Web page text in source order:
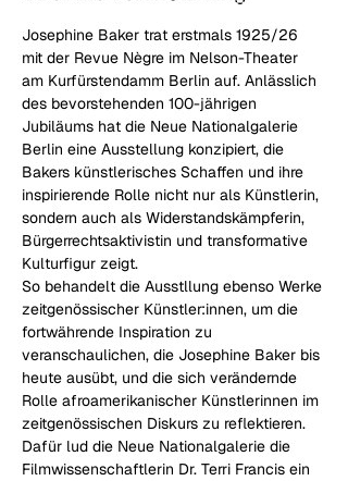
Josephine Baker trat erstmals 1925/26
mit der Revue Nègre im Nelson-Theater
am Kurfürstendamm Berlin auf. Anlässlich
des bevorstehenden 100-jährigen
Jubiläums hat die Neue Nationalgalerie
Berlin eine Ausstellung konzipiert, die
Bakers künstlerisches Schaffen und ihre
inspirierende Rolle nicht nur als Künstlerin,
sondern auch als Widerstandskämpferin,
Bürgerrechtsaktivistin und transformative
Kulturfigur zeigt.
So behandelt die Ausstllung ebenso Werke
zeitgenössischer Künstler:innen, um die
fortwährende Inspiration zu
veranschaulichen, die Josephine Baker bis
heute ausübt, und die sich verändernde
Rolle afroamerikanischer Künstlerinnen im
zeitgenössischen Diskurs zu reflektieren.
Dafür lud die Neue Nationalgalerie die
Filmwissenschaftlerin Dr. Terri Francis ein